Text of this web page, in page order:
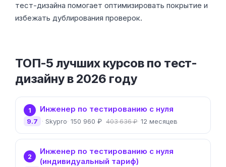
тест-дизайна помогает оптимизировать покрытие и
избежать дублирования проверок.
ТОП-5 лучших курсов по тест-
дизайну в 2026 году
1 Инженер по тестированию с нуля
Skypro 150 960 ₽ 403 636 ₽ 12 месяцев
9.7
2
Инженер по тестированию с нуля
(индивидуальный тариф)